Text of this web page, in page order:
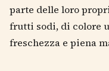
parte delle loro
frutti sodi, di colore
freschezza e piena